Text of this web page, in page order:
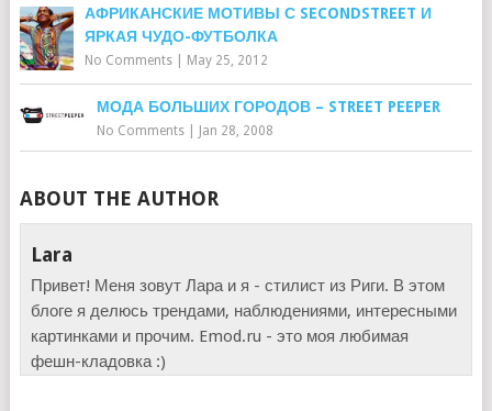
АФРИКАНСКИЕ МОТИВЫ С SECONDSTREET И
ЯРКАЯ ЧУДО-ФУТБОЛКА
No Comments| May 25, 2012
МОДА БОЛЬШИХ ГОРОДОВ – STREET PEEPER
No Comments| Jan 28, 2008
ABOUT THE AUTHOR
Lara
Привет! Меня зовут Лара и я - стилист из Риги. В этом
блоге я делюсь трендами, наблюдениями, интересными
картинками и прочим. Emod.ru - это моя любимая
фешн-кладовка :)